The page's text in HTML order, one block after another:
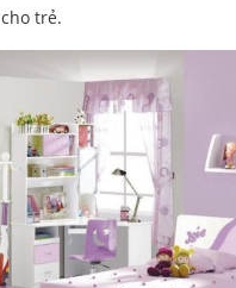
trẻ.